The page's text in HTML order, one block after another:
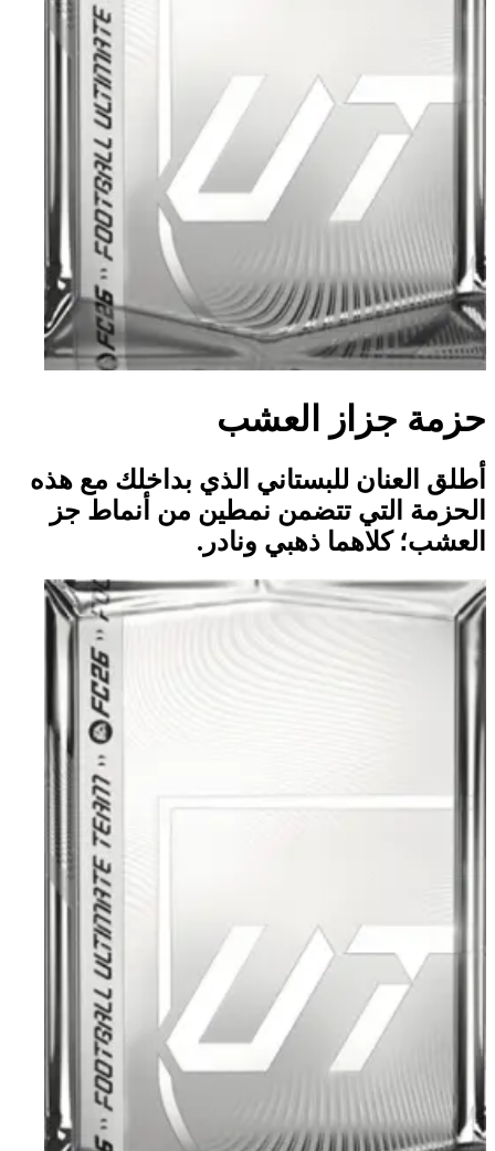
حزمة جزاز العشب
أطلق العنان للبستاني الذي بداخلك مع هذه
الحزمة التي تتضمن نمطين من أنماط جز
العشب؛ كلاهما ذهبي ونادر.